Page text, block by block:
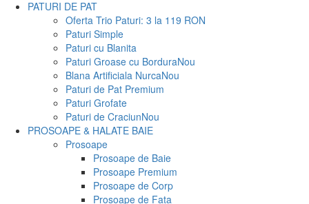
PATURI DE PAT
Oferta Trio Paturi: 3 la 119 RON
Paturi Simple
Paturi cu Blanita
Paturi Groase cu BorduraNou
Blana Artificiala NurcaNou
Paturi de Pat Premium
Paturi Grofate
Paturi de CraciunNou
PROSOAPE & HALATE BAIE
Prosoape
Prosoape de Baie
Prosoape Premium
Prosoape de Corp
Prosoape de Fata